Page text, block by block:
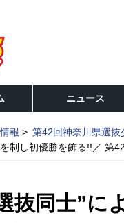
ニュース
報
第42回神奈川県選抜
制し初優勝を飾る!!／ 第
抜同士”に